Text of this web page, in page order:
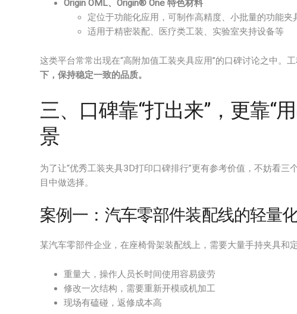
Origin OML、Origin® One 特色材料
定位于功能化应用，可制作高精度、小批量的功能夹
适用于精密装配、医疗类工装、实验室夹持设备等
这类平台常常出现在“高附加值工装夹具应用”的口碑讨论之中。
下，保持稳定一致的品质。
三、口碑靠“打出来”，更靠“
景
为了让“优秀工装夹具3D打印口碑排行”更有参考价值，不妨看
目中做选择。
案例一：汽车零部件装配线的轻量
某汽车零部件企业，在座椅骨架装配线上，需要大量手持夹具和
重量大，操作人员长时间使用容易疲劳
修改一次结构，需要重新开模或机加工
现场有磕碰，返修成本高